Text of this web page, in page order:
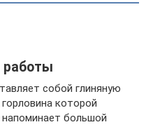
работы
собой глиняную
которой
большой